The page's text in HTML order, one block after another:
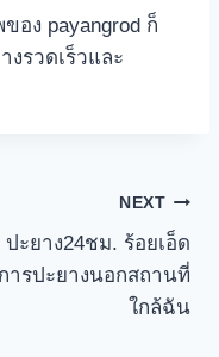
อง payangrod ก็
งรวดเร็วและ
NEXT
ปะยาง24ชม. ร้อยเอ็ด
ารปะยางนอกสถานที่
ใกล้ฉัน